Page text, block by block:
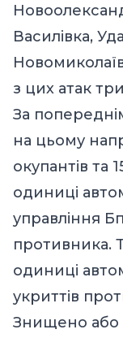
Василівка,
з цих атак
За
на цьому
окупантів та
одиниці
управління
противника.
одиниці
укриттів
Знищено або